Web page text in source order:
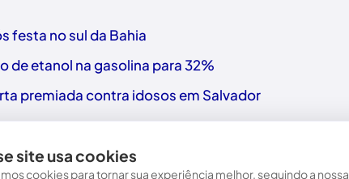
festa no sul da Bahia
de etanol na gasolina para 32%
premiada contra idosos em Salvador
site usa cookies
cookies para tornar sua experiência melhor, seguindo a nossa